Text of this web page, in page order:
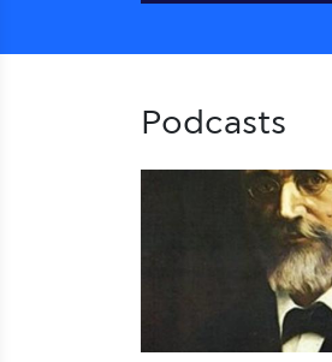
Podcasts